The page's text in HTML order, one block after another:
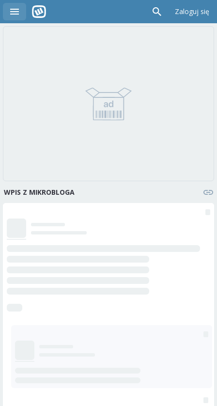
Zaloguj się
WPIS Z MIKROBLOGA